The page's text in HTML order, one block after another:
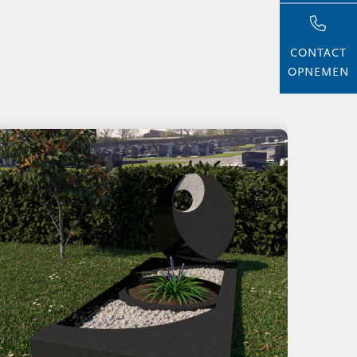
CONTACT
OPNEMEN